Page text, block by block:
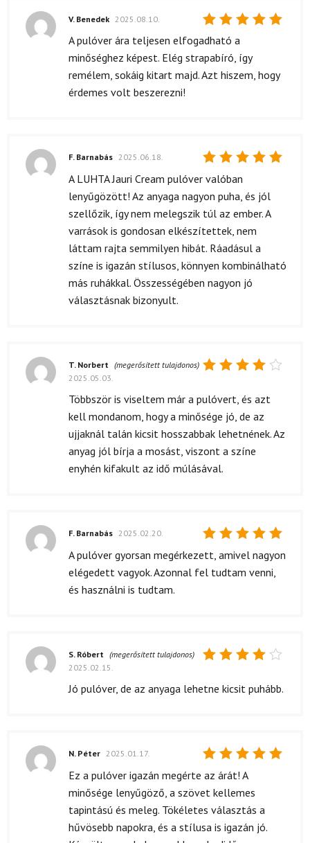
Értékelés:
V. Benedek 2025.08.10.
A pulóver ára teljesen elfogadható a
minőséghez képest. Elég strapabíró, így
remélem, sokáig kitart majd. Azt hiszem, hogy
érdemes volt beszerezni!
Értékelés:
F. Barnabás 2025.06.18.
A LUHTA Jauri Cream pulóver valóban
lenyűgözött! Az anyaga nagyon puha, és jól
szellőzik, így nem melegszik túl az ember. A
varrások is gondosan elkészítettek, nem
láttam rajta semmilyen hibát. Ráadásul a
színe is igazán stílusos, könnyen kombinálható
más ruhákkal. Összességében nagyon jó
választásnak bizonyult.
4/ 5
T. Norbert (megerősített tulajdonos)
2025.05.03.
Többször is viseltem már a pulóvert, és azt
kell mondanom, hogy a minősége jó, de az
ujjaknál talán kicsit hosszabbak lehetnének. Az
anyag jól bírja a mosást, viszont a színe
enyhén kifakult az idő múlásával.
Értékelés:
/ 5
F. Barnabás 2025.02.20.
A pulóver gyorsan megérkezett, amivel nagyon
elégedett vagyok. Azonnal fel tudtam venni,
és használni is tudtam.
4/ 5
S. Róbert (megerősített tulajdonos)
2025.02.15.
Jó pulóver, de az anyaga lehetne kicsit puhább.
Értékelés:
N. Péter 2025.01.17.
Ez a pulóver igazán megérte az árát! A
minősége lenyűgöző, a szövet kellemes
tapintású és meleg. Tökéletes választás a
hűvösebb napokra, és a stílusa is igazán jó.